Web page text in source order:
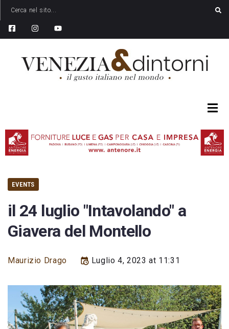
EVENTS
il 24 luglio "Intavolando" a
Giavera del Montello
Maurizio Drago Luglio 4, 2023 at 11:31